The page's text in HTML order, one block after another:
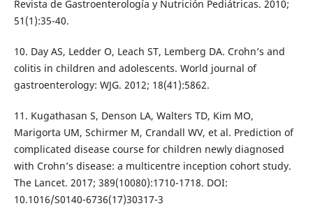
Revista de Gastroenterología y Nutrición Pediátricas. 2010;
51(1):35-40.
10. Day AS, Ledder O, Leach ST, Lemberg DA. Crohn’s and
colitis in children and adolescents. World journal of
gastroenterology: WJG. 2012; 18(41):5862.
11. Kugathasan S, Denson LA, Walters TD, Kim MO,
Marigorta UM, Schirmer M, Crandall WV, et al. Prediction of
complicated disease course for children newly diagnosed
with Crohn’s disease: a multicentre inception cohort study.
The Lancet. 2017; 389(10080):1710-1718. DOI:
10.1016/S0140-6736(17)30317-3